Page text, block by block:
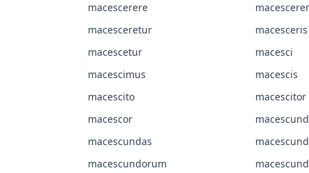
macescerere
macesceretur macesceris
macescetur macesci
macescimus macescis
macescito macescitor
macescor
macescundas
macescundorum